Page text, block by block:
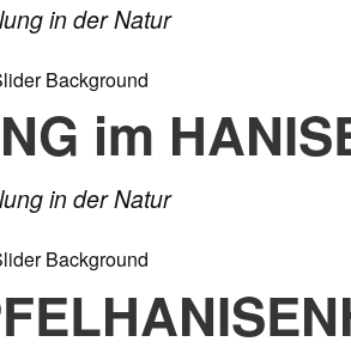
in der Natur
im
in der Natur